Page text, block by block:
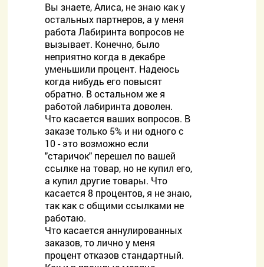
Вы знаете, Алиса, не знаю как у
остальных партнеров, а у меня
работа Лабиринта вопросов не
вызывает. Конечно, было
неприятно когда в декабре
уменьшили процент. Надеюсь
когда нибудь его повысят
обратно. В остальном же я
работой лабиринта доволен.
Что касается ваших вопросов. В
заказе только 5% и ни одного с
10 - это возможно если
"старичок" перешел по вашей
ссылке на товар, но не купил его,
а купил другие товары. Что
касается 8 процентов, я не знаю,
так как с общими ссылками не
работаю.
Что касается аннулированных
заказов, то лично у меня
процент отказов стандартный.